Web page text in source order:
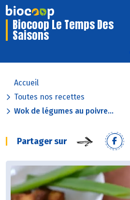
Biocoop Le Temps Des
Saisons
Accueil
Toutes nos recettes
Wok de légumes au poivre...
Partager sur